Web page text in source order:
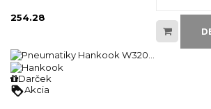
254.28
Darček
loyaltyAkcia